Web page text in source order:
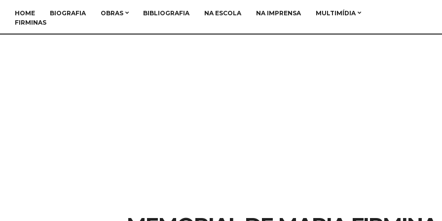
HOME BIOGRAFIA OBRAS BIBLIOGRAFIA NA ESCOLA NA IMPRENSA
MULTIMÍDIA
FIRMINAS